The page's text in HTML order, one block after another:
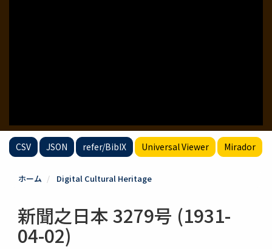
CSV JSON refer/BibIX Universal Viewer Mirador
ホーム Digital Cultural Heritage
新聞之日本 3279号 (1931-
04-02)